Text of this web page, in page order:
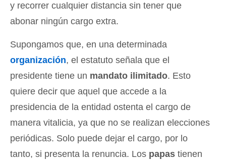
y recorrer cualquier distancia sin tener que
abonar ningún cargo extra.
Supongamos que, en una determinada
organización, el estatuto señala que el
presidente tiene un mandato ilimitado. Esto
quiere decir que aquel que accede a la
presidencia de la entidad ostenta el cargo de
manera vitalicia, ya que no se realizan elecciones
periódicas. Solo puede dejar el cargo, por lo
tanto, si presenta la renuncia. Los papas tienen